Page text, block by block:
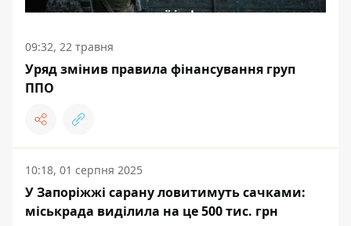
09:32, 22 травня
Уряд змінив правила фінансування груп
ППО
10:18, 01 серпня 2025
У Запоріжжі сарану ловитимуть сачками:
міськрада виділила на це 500 тис. грн